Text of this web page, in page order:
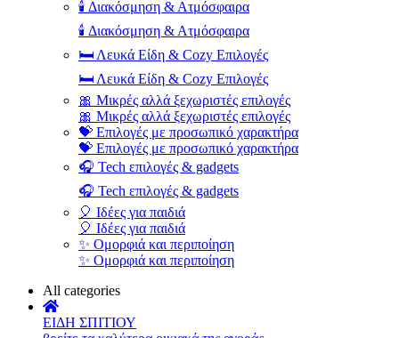
🕯️ Διακόσμηση & Ατμόσφαιρα
🕯️ Διακόσμηση & Ατμόσφαιρα
🛏️ Λευκά Είδη & Cozy Επιλογές
🛏️ Λευκά Είδη & Cozy Επιλογές
🎀 Μικρές αλλά ξεχωριστές επιλογές
🎀 Μικρές αλλά ξεχωριστές επιλογές
💝 Επιλογές με προσωπικό χαρακτήρα
💝 Επιλογές με προσωπικό χαρακτήρα
🎧 Tech επιλογές & gadgets
🎧 Tech επιλογές & gadgets
🎈 Ιδέες για παιδιά
🎈 Ιδέες για παιδιά
✨ Ομορφιά και περιποίηση
✨ Ομορφιά και περιποίηση
All categories
ΕΙΔΗ ΣΠΙΤΙΟΥ